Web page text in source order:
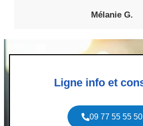
Mélanie G.
Ligne info et
09 77 55 55 50